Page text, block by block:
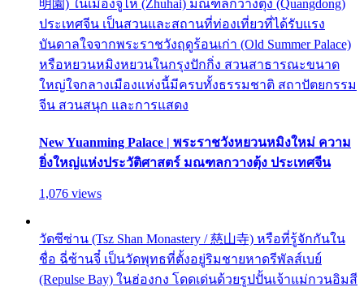
明園) ในเมืองจูไห่ (Zhuhai) มณฑลกวางตุ้ง (Quangdong)
ประเทศจีน เป็นสวนและสถานที่ท่องเที่ยวที่ได้รับแรง
บันดาลใจจากพระราชวังฤดูร้อนเก่า (Old Summer Palace)
หรือหยวนหมิงหยวนในกรุงปักกิ่ง สวนสาธารณะขนาด
ใหญ่ใจกลางเมืองแห่งนี้มีครบทั้งธรรมชาติ สถาปัตยกรรม
จีน สวนสนุก และการแสดง
New Yuanming Palace | พระราชวังหยวนหมิงใหม่ ความ
ยิ่งใหญ่แห่งประวัติศาสตร์ มณฑลกวางตุ้ง ประเทศจีน
1,076 views
วัดซีซ่าน (Tsz Shan Monastery / 慈山寺) หรือที่รู้จักกันใน
ชื่อ ฉี่ซ้านจี๋ เป็นวัดพุทธที่ตั้งอยู่ริมชายหาดรีพัลส์เบย์
(Repulse Bay) ในฮ่องกง โดดเด่นด้วยรูปปั้นเจ้าแม่กวนอิมสี